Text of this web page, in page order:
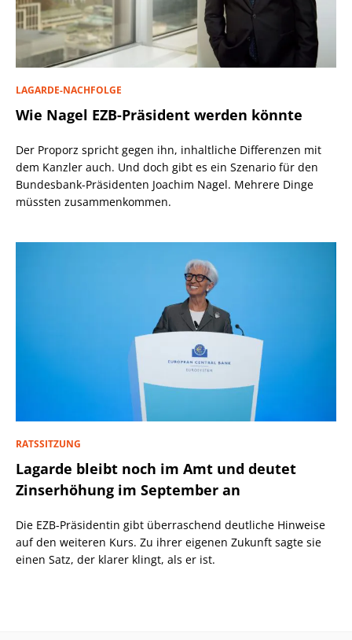
LAGARDE-NACHFOLGE
Wie Nagel EZB-Präsident werden könnte
Der Proporz spricht gegen ihn, inhaltliche Differenzen mit
dem Kanzler auch. Und doch gibt es ein Szenario für den
Bundesbank-Präsidenten Joachim Nagel. Mehrere Dinge
müssten zusammenkommen.
RATSSITZUNG
Lagarde bleibt noch im Amt und deutet
Zinserhöhung im September an
Die EZB-Präsidentin gibt überraschend deutliche Hinweise
auf den weiteren Kurs. Zu ihrer eigenen Zukunft sagte sie
einen Satz, der klarer klingt, als er ist.